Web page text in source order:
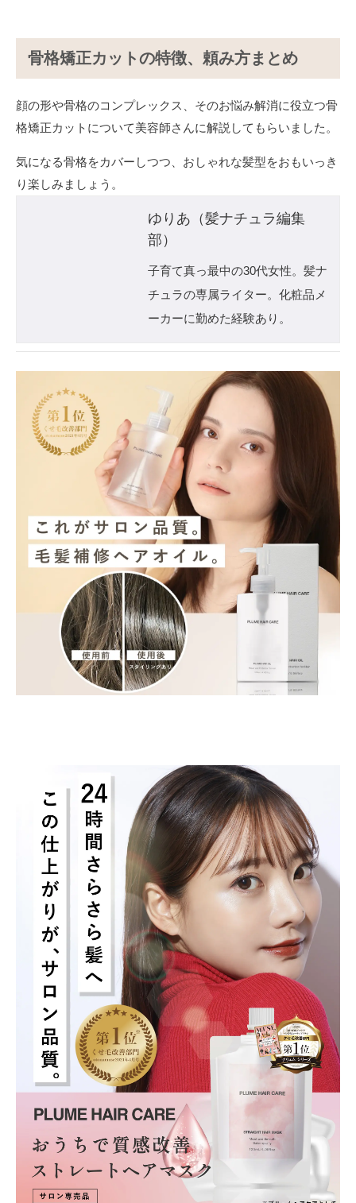
骨格矯正カットの特徴、頼み方まとめ
顔の形や骨格のコンプレックス、そのお悩み解消に役立つ骨
格矯正カットについて美容師さんに解説してもらいました。
気になる骨格をカバーしつつ、おしゃれな髪型をおもいっき
り楽しみましょう。
ゆりあ（髪ナチュラ編集
部）
子育て真っ最中の30代女性。髪ナ
チュラの専属ライター。化粧品メ
ーカーに勤めた経験あり。